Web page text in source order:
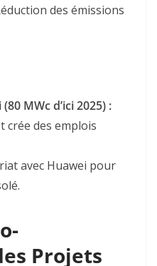
des émissions
MWc d’ici 2025) :
crée des emplois
avec Huawei pour
.
Projets